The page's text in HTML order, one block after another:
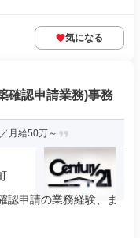
気になる
確認申請業務)事務
月給50万～
認申請の業務経験、ま